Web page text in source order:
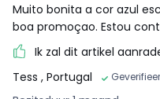
Muito bonita a cor azul
boa promoçao. Estou
Ik zal dit artikel
Tess , Portugal